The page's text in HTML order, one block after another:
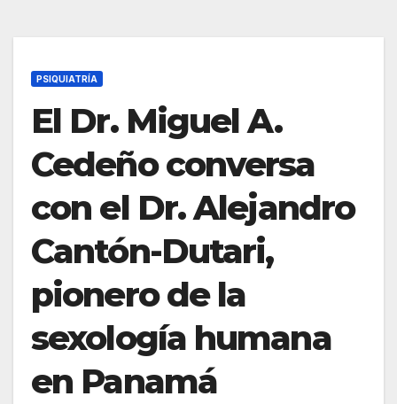
PSIQUIATRÍA
El Dr. Miguel A.
Cedeño conversa
con el Dr. Alejandro
Cantón-Dutari,
pionero de la
sexología humana
en Panamá